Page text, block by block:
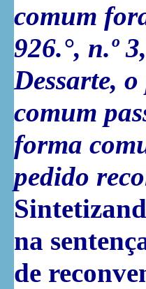
comum
926.°, n.º
Dessarte,
comum
forma
pedido
na
de